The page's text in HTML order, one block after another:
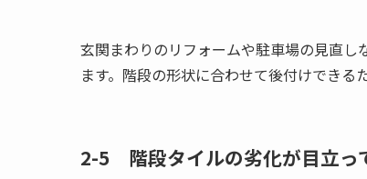
玄関まわりのリフォームや駐車場の見直し
ます。階段の形状に合わせて後付けできる
2-5 階段タイルの劣化が目立っ